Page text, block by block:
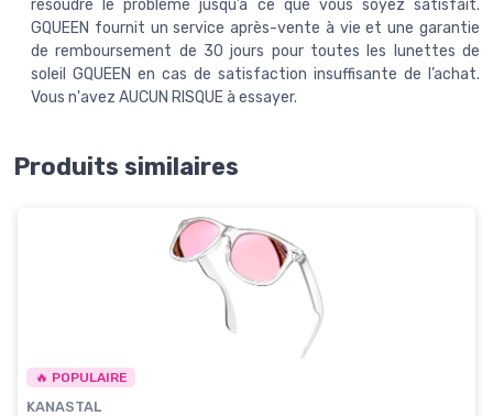
résoudre le problème jusqu’à ce que vous soyez satisfait.
GQUEEN fournit un service après-vente à vie et une garantie
de remboursement de 30 jours pour toutes les lunettes de
soleil GQUEEN en cas de satisfaction insuffisante de l’achat.
Vous n'avez AUCUN RISQUE à essayer.
Produits similaires
🔥 POPULAIRE
KANASTAL